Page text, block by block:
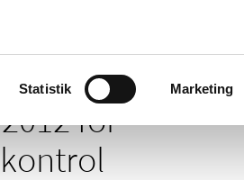
Statistik Marketing
for